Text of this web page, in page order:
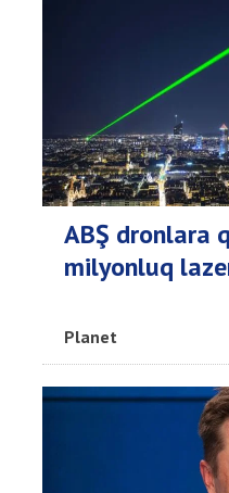
ABŞ dronlara
milyonluq
Planet